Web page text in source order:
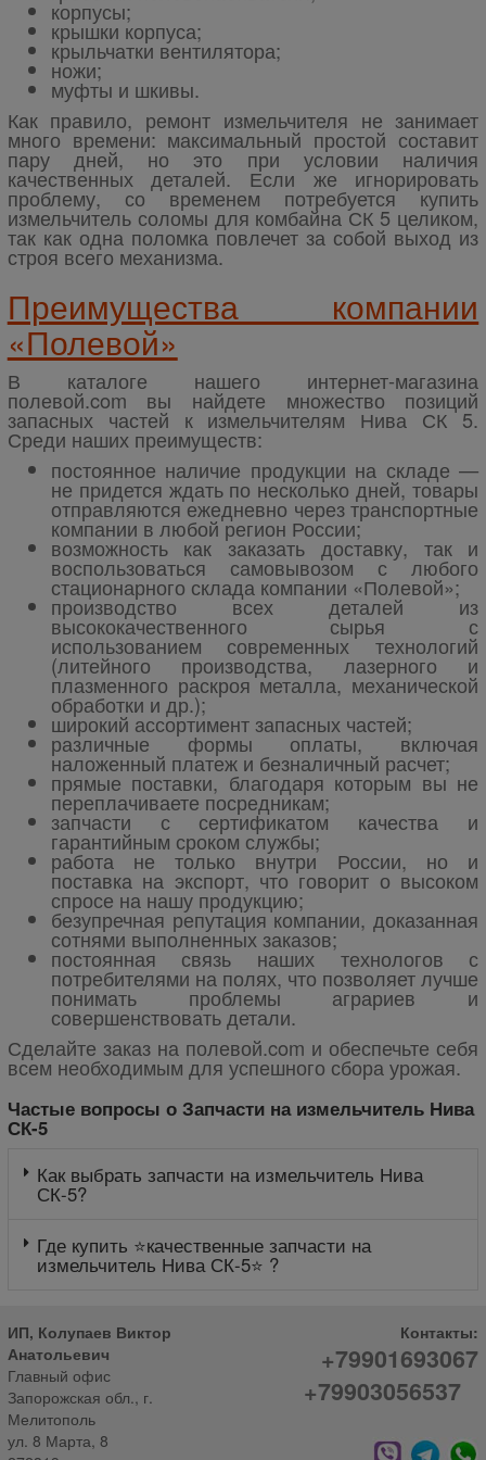
корпусы;
крышки корпуса;
крыльчатки вентилятора;
ножи;
муфты и шкивы.
Как правило, ремонт измельчителя не занимает
много времени: максимальный простой составит
пару дней, но это при условии наличия
качественных деталей. Если же игнорировать
проблему, со временем потребуется купить
измельчитель соломы для комбайна СК 5 целиком,
так как одна поломка повлечет за собой выход из
строя всего механизма.
Преимущества компании
«Полевой»
В каталоге нашего интернет-магазина
полевой.com вы найдете множество позиций
запасных частей к измельчителям Нива СК 5.
Среди наших преимуществ:
постоянное наличие продукции на складе —
не придется ждать по несколько дней, товары
отправляются ежедневно через транспортные
компании в любой регион России;
возможность как заказать доставку, так и
воспользоваться самовывозом с любого
стационарного склада компании «Полевой»;
производство всех деталей из
высококачественного сырья с
использованием современных технологий
(литейного производства, лазерного и
плазменного раскроя металла, механической
обработки и др.);
широкий ассортимент запасных частей;
различные формы оплаты, включая
наложенный платеж и безналичный расчет;
прямые поставки, благодаря которым вы не
переплачиваете посредникам;
запчасти с сертификатом качества и
гарантийным сроком службы;
работа не только внутри России, но и
поставка на экспорт, что говорит о высоком
спросе на нашу продукцию;
безупречная репутация компании, доказанная
сотнями выполненных заказов;
постоянная связь наших технологов с
потребителями на полях, что позволяет лучше
понимать проблемы аграриев и
совершенствовать детали.
Сделайте заказ на полевой.com и обеспечьте себя
всем необходимым для успешного сбора урожая.
Частые вопросы о Запчасти на измельчитель Нива
СК-5
Как выбрать запчасти на измельчитель Нива
СК-5?
Где купить ⭐качественные запчасти на
измельчитель Нива СК-5⭐ ?
ИП, Колупаев Виктор
Анатольевич
Главный офис
Запорожская обл., г.
Мелитополь
ул. 8 Марта, 8
Контакты:
+79901693067
+79903056537